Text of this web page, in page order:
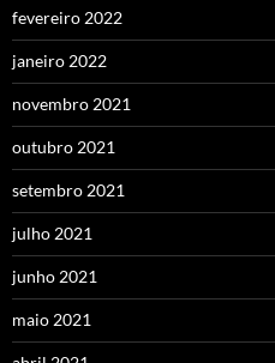
fevereiro 2022
janeiro 2022
novembro 2021
outubro 2021
setembro 2021
julho 2021
junho 2021
maio 2021